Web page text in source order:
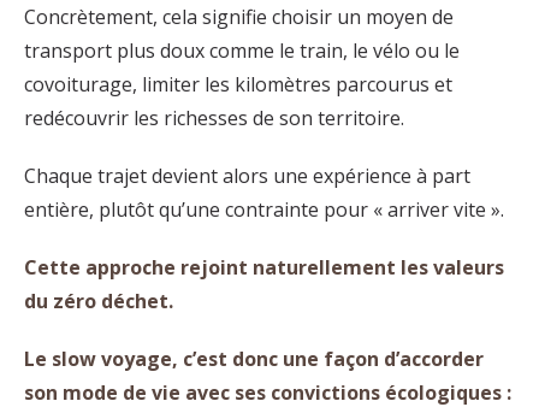
Concrètement, cela signifie choisir un moyen de
transport plus doux comme le train, le vélo ou le
covoiturage, limiter les kilomètres parcourus et
redécouvrir les richesses de son territoire.
Chaque trajet devient alors une expérience à part
entière, plutôt qu’une contrainte pour « arriver vite ».
Cette approche rejoint naturellement les valeurs
du zéro déchet.
Le slow voyage, c’est donc une façon d’accorder
son mode de vie avec ses convictions écologiques :